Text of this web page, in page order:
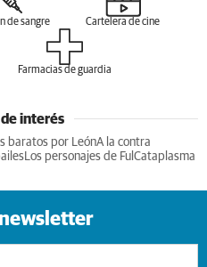
de sangre Cartelera de cine
Farmacias de guardia
de interés
baratos por LeónA la contra
Los personajes de Ful Cataplasma